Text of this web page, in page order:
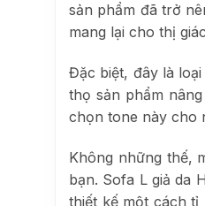
sản phẩm đã trở
mang lại cho thị
Đặc biệt, đây là
thọ sản phẩm
chọn tone này cho
Không những thế,
bạn. Sofa L giả da
thiết kế một cách